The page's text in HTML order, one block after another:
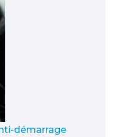
démarrage